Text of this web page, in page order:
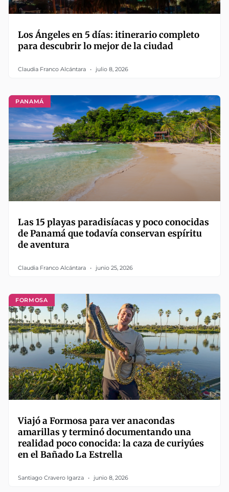
Los Ángeles en 5 días: itinerario completo
para descubrir lo mejor de la ciudad
Claudia Franco Alcántara julio 8, 2026
PANAMÁ
Las 15 playas paradisíacas y poco conocidas
de Panamá que todavía conservan espíritu
de aventura
Claudia Franco Alcántara junio 25, 2026
FORMOSA
Viajó a Formosa para ver anacondas
amarillas y terminó documentando una
realidad poco conocida: la caza de curiyúes
en el Bañado La Estrella
Santiago Cravero Igarza junio 8, 2026